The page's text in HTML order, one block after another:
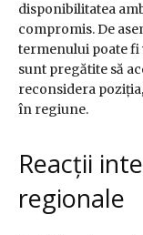
disponibilitatea
compromis. De
termenului poate fi
sunt pregătite să
reconsidera
în regiune.
Reacții
regionale